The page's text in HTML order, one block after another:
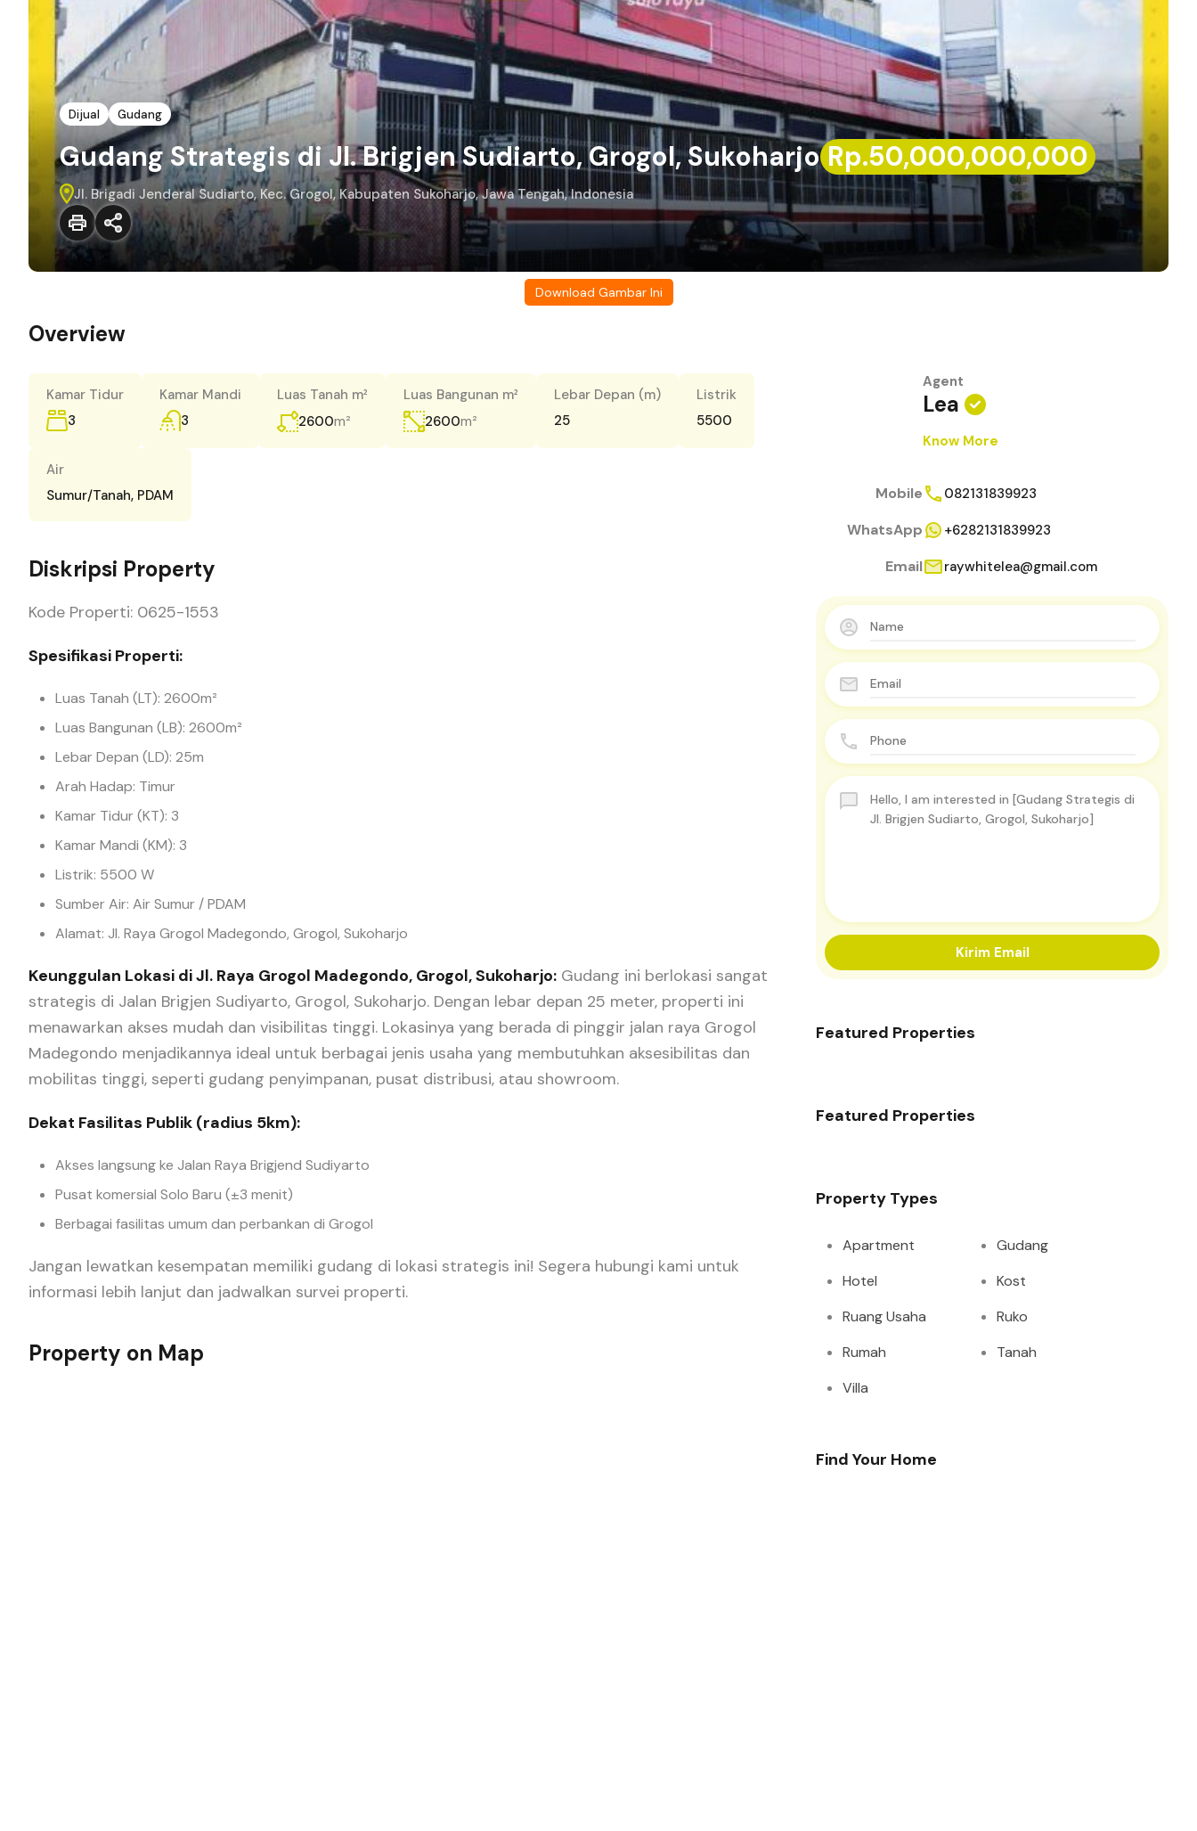
Dijual Gudang
Gudang Strategis di Jl. Brigjen Sudiarto, Grogol, Sukoharjo Rp.50,000,000,000
Jl. Brigadi Jenderal Sudiarto, Kec. Grogol, Kabupaten Sukoharjo, Jawa Tengah, Indonesia
Download Gambar Ini
Overview
Kamar Tidur
3
Kamar Mandi
3
Luas Tanah m²
2600m²
Luas Bangunan m²
2600m²
Lebar Depan (m)
25
Listrik
5500
Air
Sumur/Tanah, PDAM
Diskripsi Property
Kode Properti: 0625-1553
Spesifikasi Properti:
Luas Tanah (LT): 2600m²
Luas Bangunan (LB): 2600m²
Lebar Depan (LD): 25m
Arah Hadap: Timur
Kamar Tidur (KT): 3
Kamar Mandi (KM): 3
Listrik: 5500 W
Sumber Air: Air Sumur / PDAM
Alamat: Jl. Raya Grogol Madegondo, Grogol, Sukoharjo
Keunggulan Lokasi di Jl. Raya Grogol Madegondo, Grogol, Sukoharjo: Gudang ini berlokasi sangat
strategis di Jalan Brigjen Sudiyarto, Grogol, Sukoharjo. Dengan lebar depan 25 meter, properti ini
menawarkan akses mudah dan visibilitas tinggi. Lokasinya yang berada di pinggir jalan raya Grogol
Madegondo menjadikannya ideal untuk berbagai jenis usaha yang membutuhkan aksesibilitas dan
mobilitas tinggi, seperti gudang penyimpanan, pusat distribusi, atau showroom.
Dekat Fasilitas Publik (radius 5km):
Akses langsung ke Jalan Raya Brigjend Sudiyarto
Pusat komersial Solo Baru (±3 menit)
Berbagai fasilitas umum dan perbankan di Grogol
Jangan lewatkan kesempatan memiliki gudang di lokasi strategis ini! Segera hubungi kami untuk
informasi lebih lanjut dan jadwalkan survei properti.
Property on Map
Agent
Lea
Know More
Mobile 082131839923
WhatsApp +6282131839923
Email raywhitelea@gmail.com
Kirim Email
Featured Properties
Featured Properties
Property Types
Apartment
Gudang
Hotel
Kost
Ruang Usaha
Ruko
Rumah
Tanah
Villa
Find Your Home